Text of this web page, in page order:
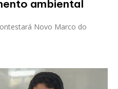
ambiental
Novo Marco do